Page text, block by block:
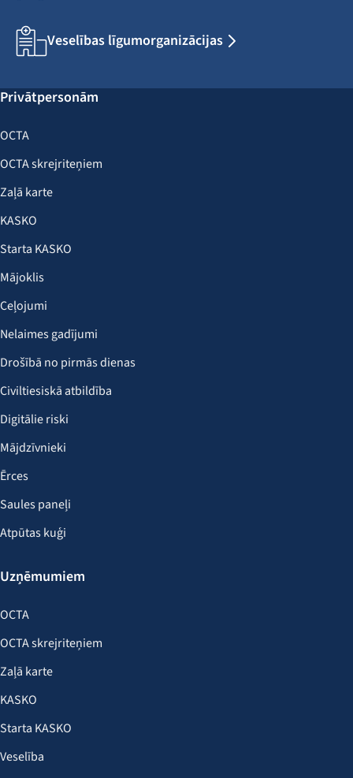
Veselības līgumorganizācijas
Privātpersonām
OCTA
OCTA skrejriteņiem
Zaļā karte
KASKO
Starta KASKO
Mājoklis
Ceļojumi
Nelaimes gadījumi
Drošībā no pirmās dienas
Civiltiesiskā atbildība
Digitālie riski
Mājdzīvnieki
Ērces
Saules paneļi
Atpūtas kuģi
Uzņēmumiem
OCTA
OCTA skrejriteņiem
Zaļā karte
KASKO
Starta KASKO
Veselība